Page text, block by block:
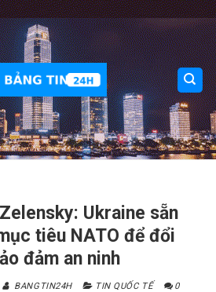
Ukraine sẵn
tiêu NATO để đổi
đảm an ninh
BANGTIN24H TIN QUỐC TẾ
0